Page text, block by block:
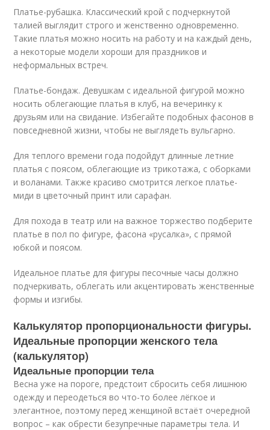
Платье-рубашка. Классический крой с подчеркнутой
талией выглядит строго и женственно одновременно.
Такие платья можно носить на работу и на каждый день,
а некоторые модели хороши для праздников и
неформальных встреч.
Платье-бондаж. Девушкам с идеальной фигурой можно
носить облегающие платья в клуб, на вечеринку к
друзьям или на свидание. Избегайте подобных фасонов в
повседневной жизни, чтобы не выглядеть вульгарно.
Для теплого времени года подойдут длинные летние
платья с поясом, облегающие из трикотажа, с оборками
и воланами. Также красиво смотрится легкое платье-
миди в цветочный принт или сарафан.
Для похода в театр или на важное торжество подберите
платье в пол по фигуре, фасона «русалка», с прямой
юбкой и поясом.
Идеальное платье для фигуры песочные часы должно
подчеркивать, облегать или акцентировать женственные
формы и изгибы.
Калькулятор пропорциональности фигуры.
Идеальные пропорции женского тела
(калькулятор)
Идеальные пропорции тела
Весна уже на пороге, предстоит сбросить себя лишнюю
одежду и переодеться во что-то более лёгкое и
элегантное, поэтому перед женщиной встаёт очередной
вопрос – как обрести безупречные параметры тела. И